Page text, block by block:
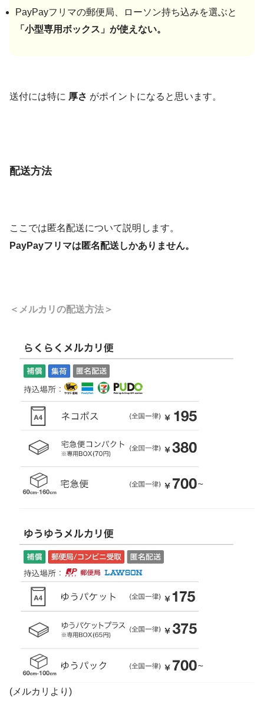
PayPayフリマの郵便局、ローソン持ち込みを選ぶと
「小型専用ボックス」が使えない。
送付には特に 厚さ がポイントになると思います。
配送方法
ここでは匿名配送について説明します。
PayPayフリマは匿名配送しかありません。
＜メルカリの配送方法＞
(メルカリより)